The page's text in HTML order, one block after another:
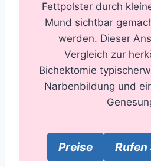
Fettpolster durch
Mund sichtbar
werden. Dieser
Vergleich zur
Bichektomie
Narbenbildung und
Preise Rufen